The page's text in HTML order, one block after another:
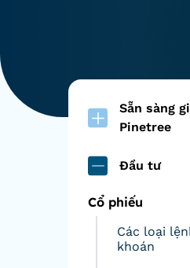
Sẵn sàng
Pinetree
Đầu tư
Cổ phiếu
Các loại
khoán